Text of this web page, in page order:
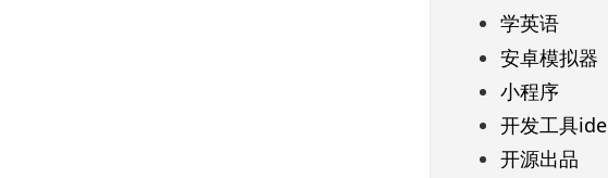
学英语
安卓模拟器
小程序
开发工具ide
开源出品